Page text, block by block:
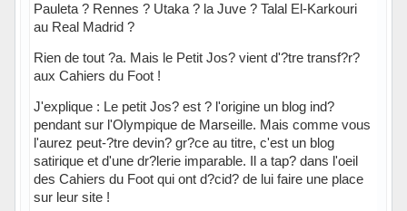
Pauleta ? Rennes ? Utaka ? la Juve ? Talal El-Karkouri
au Real Madrid ?
Rien de tout ?a. Mais le Petit Jos? vient d'?tre transf?r?
aux Cahiers du Foot !
J'explique : Le petit Jos? est ? l'origine un blog ind?
pendant sur l'Olympique de Marseille. Mais comme vous
l'aurez peut-?tre devin? gr?ce au titre, c'est un blog
satirique et d'une dr?lerie imparable. Il a tap? dans l'oeil
des Cahiers du Foot qui ont d?cid? de lui faire une place
sur leur site !